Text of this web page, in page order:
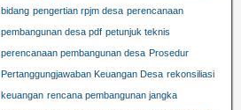
bidang pengertian rpjm desa perencanaan
pembangunan desa pdf petunjuk teknis
perencanaan pembangunan desa Prosedur
Pertanggungjawaban Keuangan Desa rekonsiliasi
keuangan rencana pembangunan jangka